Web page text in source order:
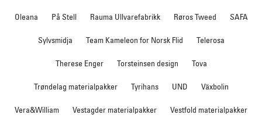
Oleana På Stell Rauma Ullvarefabrikk Røros Tweed SAFA
Sylvsmidja Team Kameleon for Norsk Flid Telerosa
Therese Enger Torsteinsen design Tova
Trøndelag materialpakker Tyrihans UND Växbolin
Vera&William Vestagder materialpakker Vestfold materialpakker